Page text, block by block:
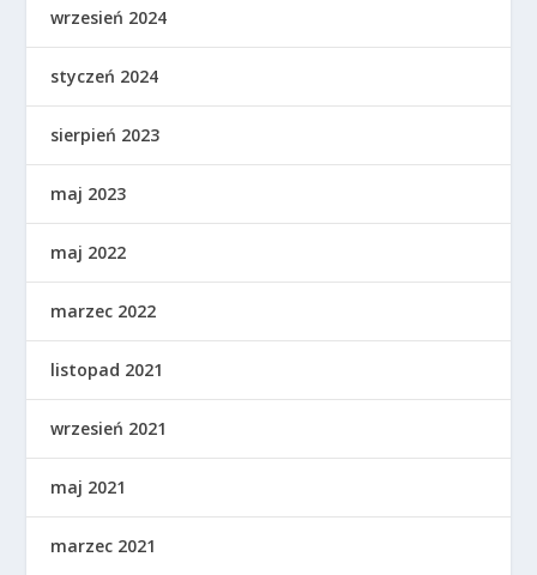
wrzesień 2024
styczeń 2024
sierpień 2023
maj 2023
maj 2022
marzec 2022
listopad 2021
wrzesień 2021
maj 2021
marzec 2021